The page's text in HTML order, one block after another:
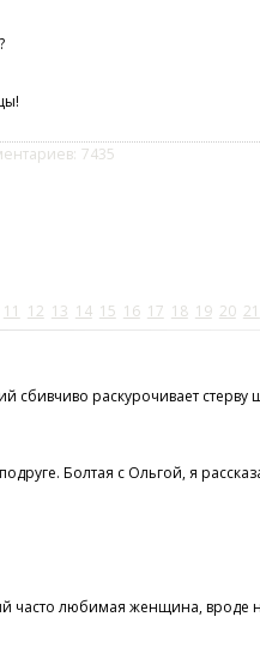
7435
11 12 13 14 15 16 17 18 19 20 21
сбивчиво раскурочивает
Болтая с Ольгой, я
часто любимая женщина, вроде